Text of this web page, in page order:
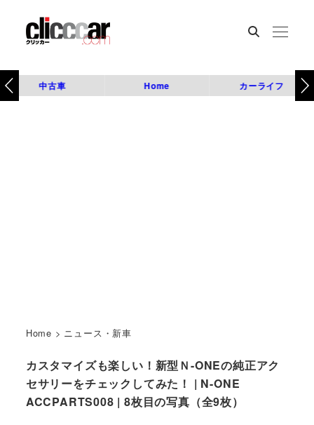
中古車 Home カーライフ
Home > ニュース・新車
カスタマイズも楽しい！新型Ｎ-ONEの純正アク
セサリーをチェックしてみた！ | N-ONE
ACCPARTS008 | 8枚目の写真（全9枚）